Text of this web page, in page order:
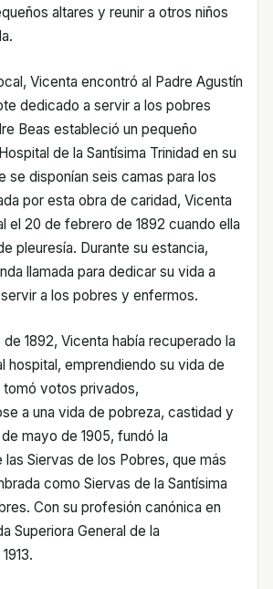
altares y reunir a otros niños
Vicenta encontró al Padre Agustín
dedicado a servir a los pobres
Beas estableció un pequeño
de la Santísima Trinidad en su
se disponían seis camas para los
por esta obra de caridad, Vicenta
el 20 de febrero de 1892 cuando ella
pleuresía. Durante su estancia,
llamada para dedicar su vida a
a los pobres y enfermos.
de 1892, Vicenta había recuperado la
hospital, emprendiendo su vida de
tomó votos privados,
a una vida de pobreza, castidad y
mayo de 1905, fundó la
Siervas de los Pobres, que más
como Siervas de la Santísima
Con su profesión canónica en
Superiora General de la